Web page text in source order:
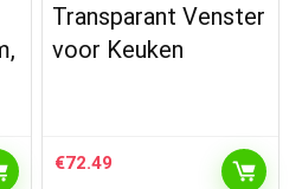
Transparant Venster
voor Keuken
€72.49